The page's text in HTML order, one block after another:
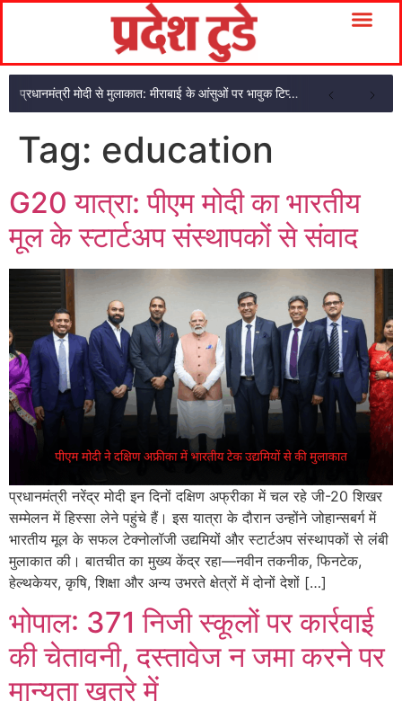
प्रधानमंत्री मोदी से मुलाकात: मीराबाई के आंसुओं पर भावुक टिप्पणी, नरेंद्र नाम का किस्सा सुनाया तो हंसे पीएम
Tag: education
G20 यात्रा: पीएम मोदी का भारतीय
मूल के स्टार्टअप संस्थापकों से संवाद
प्रधानमंत्री नरेंद्र मोदी इन दिनों दक्षिण अफ्रीका में चल रहे जी-20 शिखर
सम्मेलन में हिस्सा लेने पहुंचे हैं। इस यात्रा के दौरान उन्होंने जोहान्सबर्ग में
भारतीय मूल के सफल टेक्नोलॉजी उद्यमियों और स्टार्टअप संस्थापकों से लंबी
मुलाकात की। बातचीत का मुख्य केंद्र रहा—नवीन तकनीक, फिनटेक,
हेल्थकेयर, कृषि, शिक्षा और अन्य उभरते क्षेत्रों में दोनों देशों […]
भोपाल: 371 निजी स्कूलों पर कार्रवाई
की चेतावनी, दस्तावेज न जमा करने पर
मान्यता खतरे में